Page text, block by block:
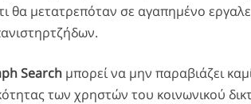
θα μετατρεπόταν σε αγαπημένο
Search μπορεί να μην παραβιάζει
των χρηστών του κοινωνικού